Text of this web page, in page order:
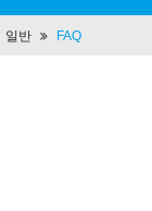
일반 FAQ